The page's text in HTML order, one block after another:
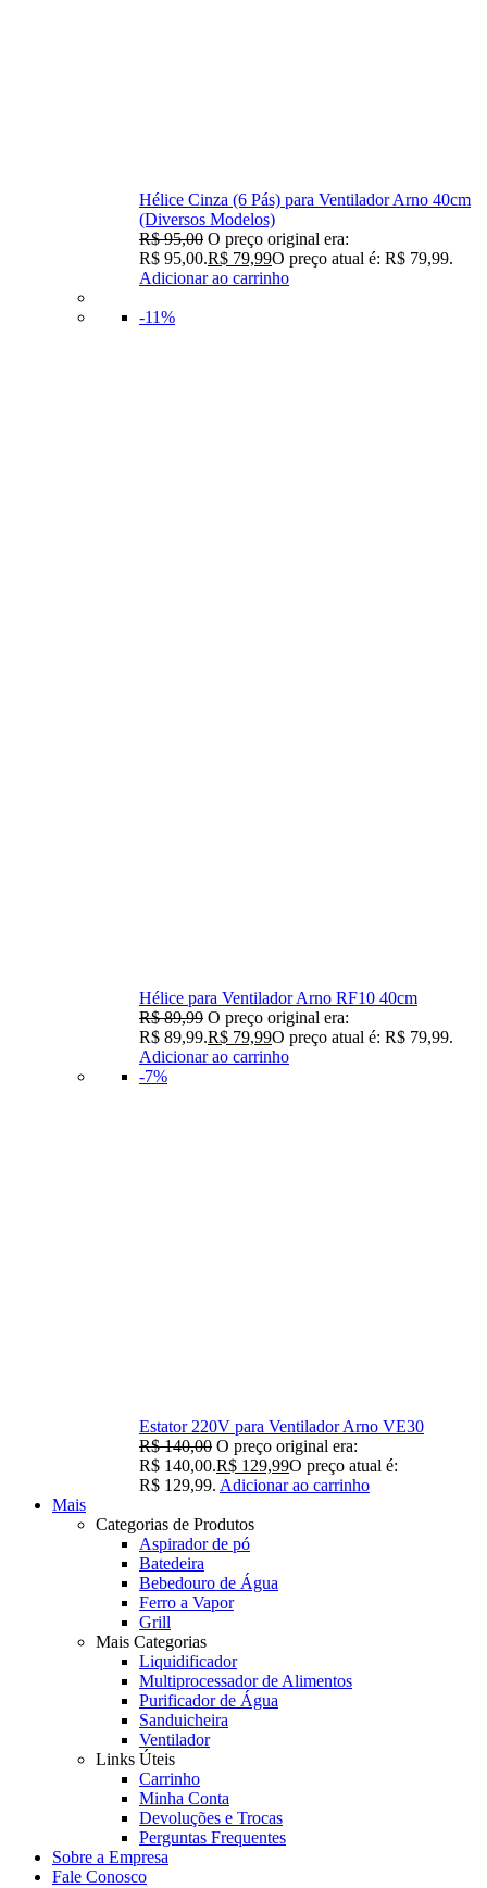
Hélice Cinza (6 Pás) para Ventilador Arno 40cm
(Diversos Modelos)
R$95,00 O preço original era:
R$ 95,00.R$ 79,99O preço atual é: R$ 79,99.
Adicionar ao carrinho
-11%
Hélice para Ventilador Arno RF10 40cm
R$89,99 O preço original era:
R$ 89,99.R$ 79,99O preço atual é: R$ 79,99.
Adicionar ao carrinho
-7%
Estator 220V para Ventilador Arno VE30
R$140,00 O preço original era:
R$ 140,00.R$ 129,99O preço atual é:
R$ 129,99. Adicionar ao carrinho
Mais
Categorias de Produtos
Aspirador de pó
Batedeira
Bebedouro de Água
Ferro a Vapor
Grill
Mais Categorias
Liquidificador
Multiprocessador de Alimentos
Purificador de Água
Sanduicheira
Ventilador
Links Úteis
Carrinho
Minha Conta
Devoluções e Trocas
Perguntas Frequentes
Sobre a Empresa
Fale Conosco